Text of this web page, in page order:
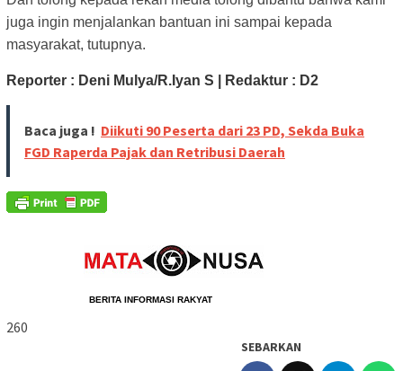
juga ingin menjalankan bantuan ini sampai kepada
masyarakat, tutupnya.
Reporter : Deni Mulya/R.Iyan S | Redaktur : D2
Baca juga ! Diikuti 90 Peserta dari 23 PD, Sekda Buka
FGD Raperda Pajak dan Retribusi Daerah
                             BERITA
INFORMASI RAKYAT
260
SEBARKAN